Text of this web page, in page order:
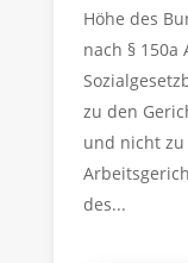
Höhe des
nach § 150a
zu den
und nicht
des...